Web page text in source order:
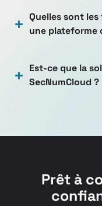
Quelles sont
une plateforme
Est-ce que la
SecNumCloud ?
Prêt à